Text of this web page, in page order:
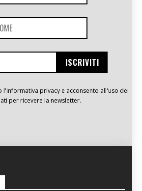
l'informativa privacy e acconsento all'uso dei
per ricevere la newsletter.